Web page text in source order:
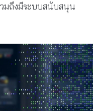
มถึงมีระบบสนับสนุน